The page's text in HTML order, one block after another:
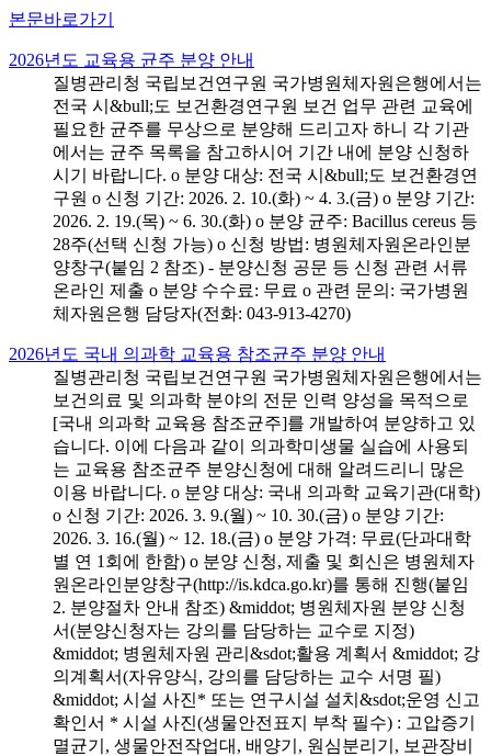
본문바로가기
2026년도 교육용 균주 분양 안내
질병관리청 국립보건연구원 국가병원체자원은행에서는
전국 시&bull;도 보건환경연구원 보건 업무 관련 교육에
필요한 균주를 무상으로 분양해 드리고자 하니 각 기관
에서는 균주 목록을 참고하시어 기간 내에 분양 신청하
시기 바랍니다. o 분양 대상: 전국 시&bull;도 보건환경연
구원 o 신청 기간: 2026. 2. 10.(화) ~ 4. 3.(금) o 분양 기간:
2026. 2. 19.(목) ~ 6. 30.(화) o 분양 균주: Bacillus cereus 등
28주(선택 신청 가능) o 신청 방법: 병원체자원온라인분
양창구(붙임 2 참조) - 분양신청 공문 등 신청 관련 서류
온라인 제출 o 분양 수수료: 무료 o 관련 문의: 국가병원
체자원은행 담당자(전화: 043-913-4270)
2026년도 국내 의과학 교육용 참조균주 분양 안내
질병관리청 국립보건연구원 국가병원체자원은행에서는
보건의료 및 의과학 분야의 전문 인력 양성을 목적으로
[국내 의과학 교육용 참조균주]를 개발하여 분양하고 있
습니다. 이에 다음과 같이 의과학미생물 실습에 사용되
는 교육용 참조균주 분양신청에 대해 알려드리니 많은
이용 바랍니다. o 분양 대상: 국내 의과학 교육기관(대학)
o 신청 기간: 2026. 3. 9.(월) ~ 10. 30.(금) o 분양 기간:
2026. 3. 16.(월) ~ 12. 18.(금) o 분양 가격: 무료(단과대학
별 연 1회에 한함) o 분양 신청, 제출 및 회신은 병원체자
원온라인분양창구(http://is.kdca.go.kr)를 통해 진행(붙임
2. 분양절차 안내 참조) &middot; 병원체자원 분양 신청
서(분양신청자는 강의를 담당하는 교수로 지정)
&middot; 병원체자원 관리&sdot;활용 계획서 &middot; 강
의계획서(자유양식, 강의를 담당하는 교수 서명 필)
&middot; 시설 사진* 또는 연구시설 설치&sdot;운영 신고
확인서 * 시설 사진(생물안전표지 부착 필수) : 고압증기
멸균기, 생물안전작업대, 배양기, 원심분리기, 보관장비